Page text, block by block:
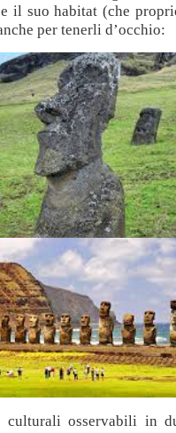
il suo habitat (che
per tenerli d’occhio:
culturali osservabili in